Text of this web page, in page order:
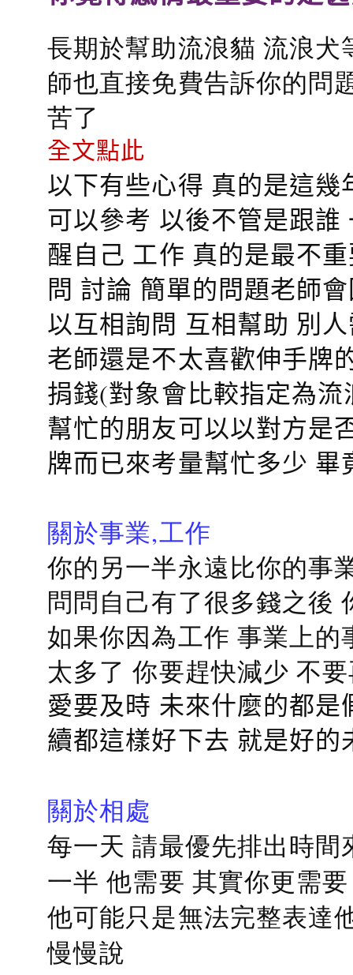
長期於幫助流浪貓 流浪
師也直接免費告訴你的問
苦了
全文點此
以下有些心得 真的是這
可以參考 以後不管是跟
醒自己 工作 真的是最不
問 討論 簡單的問題老師
以互相詢問 互相幫助 別
老師還是不太喜歡伸手牌
捐錢(對象會比較指定為
幫忙的朋友可以以對方是
牌而已來考量幫忙多少
關於事業,工作
你的另一半永遠比你的事
問問自己有了很多錢之後
如果你因為工作 事業上
太多了 你要趕快減少 不
愛要及時 未來什麼的都
續都這樣好下去 就是好的
關於相處
每一天 請最優先排出時
一半 他需要 其實你更需要
他可能只是無法完整表達
慢慢說